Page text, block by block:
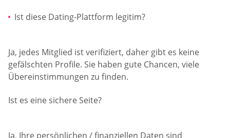
Ist diese Dating-Plattform legitim?
Ja, jedes Mitglied ist verifiziert, daher gibt es keine
gefälschten Profile. Sie haben gute Chancen, viele
Übereinstimmungen zu finden.
Ist es eine sichere Seite?
Ja, Ihre persönlichen / finanziellen Daten sind